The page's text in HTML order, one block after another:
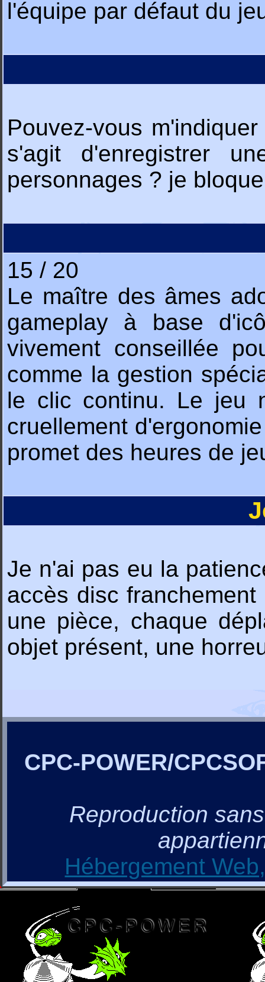
l'équipe par défaut du
Pouvez-vous
s'agit d'enregistrer
personnages ? je
15 / 20
Le maître des âmes
gameplay à base
vivement conseillée
comme la gestion
le clic continu. Le jeu
cruellement
promet des heures de
Je n'ai pas eu la
accès disc
une pièce, chaque
objet présent, une
CPC-POWER/
Reproduction
Hébergement